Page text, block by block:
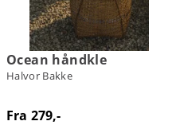
Ocean håndkle
Halvor Bakke
Fra 279,-